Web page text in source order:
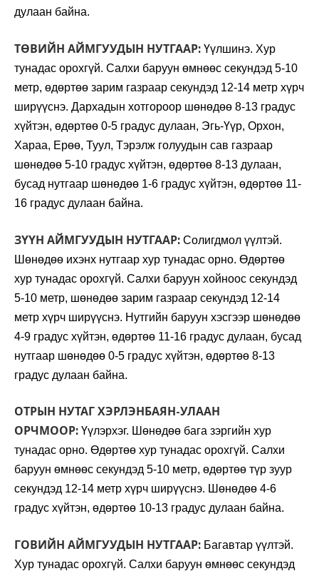
дулаан байна.
ТӨВИЙН АЙМГУУДЫН НУТГААР: Үүлшинэ. Хур
тунадас орохгүй. Салхи баруун өмнөөс секундэд 5-10
метр, өдөртөө зарим газраар секундэд 12-14 метр хүрч
ширүүснэ. Дархадын хотгороор шөнөдөө 8-13 градус
хүйтэн, өдөртөө 0-5 градус дулаан, Эгь-Үүр, Орхон,
Хараа, Ерөө, Туул, Тэрэлж голуудын сав газраар
шөнөдөө 5-10 градус хүйтэн, өдөртөө 8-13 дулаан,
бусад нутгаар шөнөдөө 1-6 градус хүйтэн, өдөртөө 11-
16 градус дулаан байна.
ЗҮҮН АЙМГУУДЫН НУТГААР: Солигдмол үүлтэй.
Шөнөдөө ихэнх нутгаар хур тунадас орно. Өдөртөө
хур тунадас орохгүй. Салхи баруун хойноос секундэд
5-10 метр, шөнөдөө зарим газраар секундэд 12-14
метр хүрч ширүүснэ. Нутгийн баруун хэсгээр шөнөдөө
4-9 градус хүйтэн, өдөртөө 11-16 градус дулаан, бусад
нутгаар шөнөдөө 0-5 градус хүйтэн, өдөртөө 8-13
градус дулаан байна.
ОТРЫН НУТАГ ХЭРЛЭНБАЯН-УЛААН
ОРЧМООР: Үүлэрхэг. Шөнөдөө бага зэргийн хур
тунадас орно. Өдөртөө хур тунадас орохгүй. Салхи
баруун өмнөөс секундэд 5-10 метр, өдөртөө түр зуур
секундэд 12-14 метр хүрч ширүүснэ. Шөнөдөө 4-6
градус хүйтэн, өдөртөө 10-13 градус дулаан байна.
ГОВИЙН АЙМГУУДЫН НУТГААР: Багавтар үүлтэй.
Хур тунадас орохгүй. Салхи баруун өмнөөс секундэд